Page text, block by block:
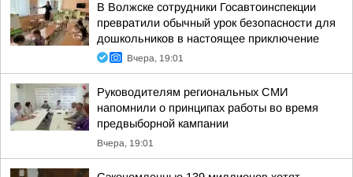
В Волжске сотрудники Госавтоинспекции
превратили обычный урок безопасности для
дошкольников в настоящее приключение
Вчера, 19:01
Руководителям региональных СМИ
напомнили о принципах работы во время
предвыборной кампании
Вчера, 19:01